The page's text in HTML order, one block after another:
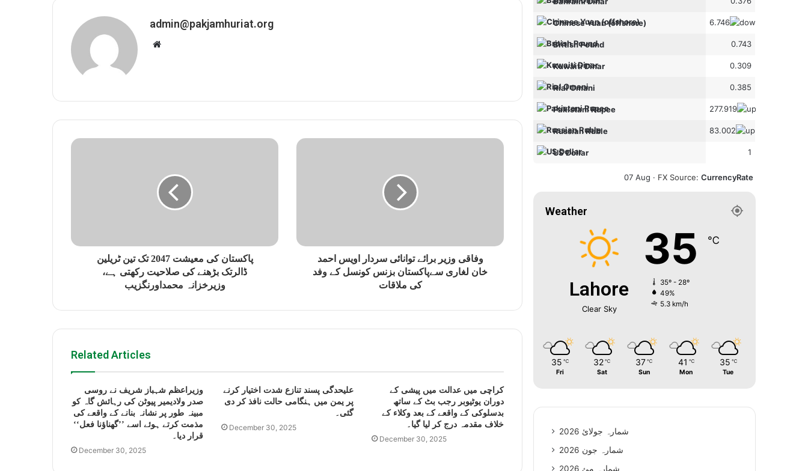
admin@pakjamhuriat.org
i
پاکستان کی معیشت 2047 تک تین ٹریلین
ڈالرتک بڑھنے کی صلاحیت رکھتی ہے،
وزیرخزانہ محمداورنگزیب
وفاقی وزیر برائے توانائی سردار اویس احمد
خان لغاری سےپاکستان بزنس کونسل کے وفد
کی ملاقات
Related Articles
وزیراعظم شہباز شریف نے روسی
صدر ولادیمیر پیوٹن کی رہائش گاہ کو
مبینہ طور پر نشانہ بنانے کے واقعے کی
مذمت کرتے ہوئے اسے ’’گھناؤنا فعل‘‘
قرار دیا۔
December 30, 2025
علیحدگی پسند تنازع شدت اختیار کرنے
پر یمن میں ہنگامی حالت نافذ کر دی
گئی۔
December 30, 2025
کراچی میں عدالت میں پیشی کے
دوران یوٹیوبر رجب بٹ کے ساتھ
بدسلوکی کے واقعے کے بعد وکلاء کے
خلاف مقدمہ درج کر لیا گیا۔
December 30, 2025
Chinese Yuan (offshore) 6.746
British Pound 0.743
Kuwaiti Dinar 0.309
Rial Omani 0.385
Pakistani Rupee 277.919
Russian Ruble 83.002
US Dollar 1
07 Aug · FX Source: CurrencyRate
Weather
Lahore
Clear Sky
35 ℃
35º - 28º
49%
5.3 km/h
35 ℃
Fri
32 ℃
Sat
37 ℃
Sun
41 ℃
Mon
35 ℃
Tue
شمارہ جولائ 2026
شمارہ جون 2026
شمارہ مئ 2026